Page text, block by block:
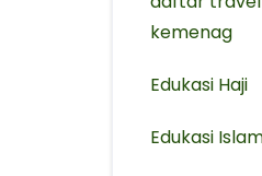
kemenag
Edukasi Haji
Edukasi